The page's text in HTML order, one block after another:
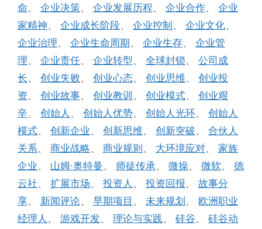
命、 企业决策、 企业发展历程、 企业合作、 企业
家精神、 企业成长阶段、 企业控制、 企业文化、
企业治理、 企业生命周期、 企业生存、 企业管
理、 企业责任、 企业转型、 全球封锁、 公司成
长、 创业失败、 创业心态、 创业思维、 创业投
资、 创业故事、 创业教训 、 创业模式、 创业艰
辛、 创始人 、 创始人优势、 创始人光环、 创始人
模式、 创新企业、 创新思维、 创新突破、 合伙人
关系、 商业战略、 商业规则、 大环境应对、 家族
企业、 山姆·奥特曼 、 师徒传承、 微操、 微软、 德
云社、 扩展市场、 投资人 、 投资回报、 故事分
享、 新闻评论、 早期项目 、 未来规划、 欧洲职业
经理人 、 游戏开发、 理论与实践、 硅谷、 硅谷动